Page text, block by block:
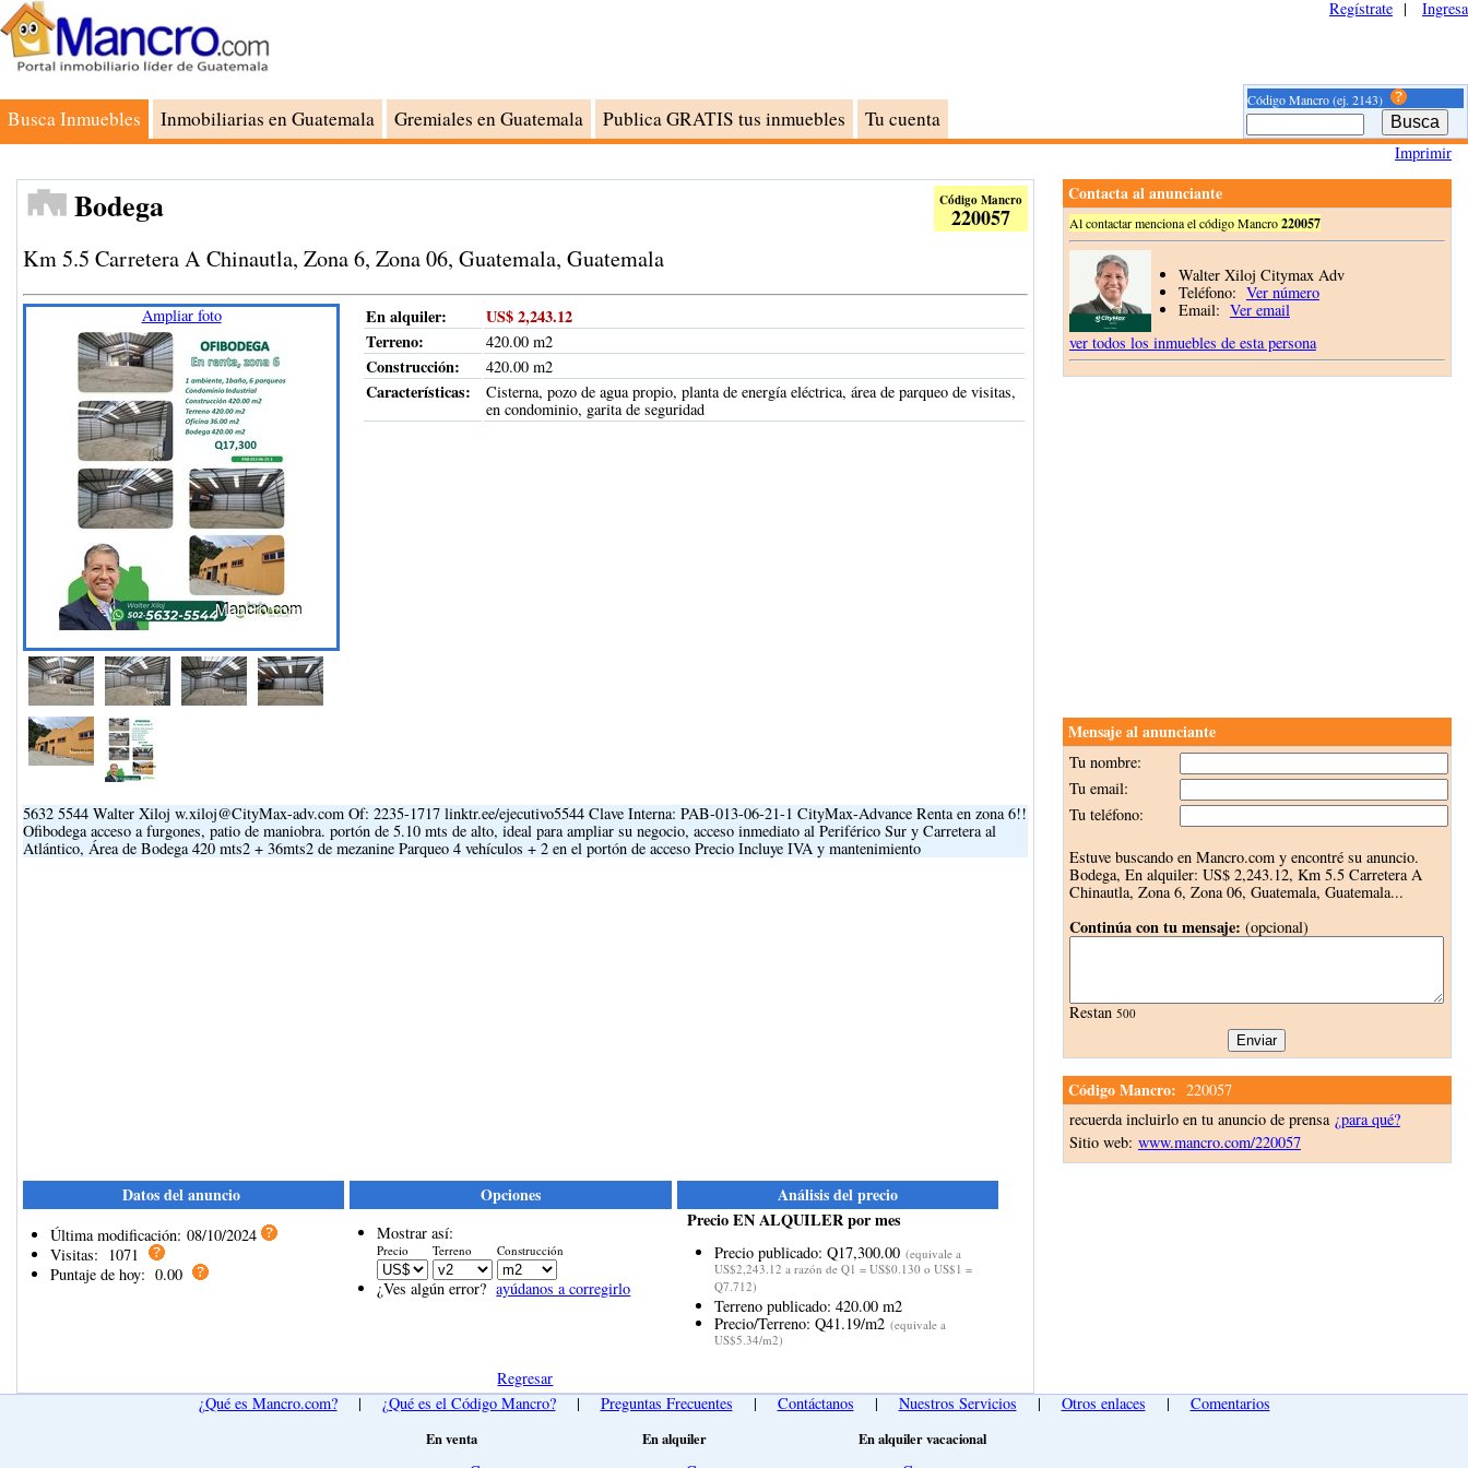
Busca Inmuebles Inmobiliarias en Guatemala Gremiales en Guatemala Publica GRATIS tus inmuebles Tu cuenta
Regístrate | Ingresa
Código Mancro (ej. 2143)
Imprimir
Bodega Código Mancro
220057
Km 5.5 Carretera A Chinautla, Zona 6, Zona 06, Guatemala, Guatemala
Ampliar foto En alquiler:
US$ 2,243.12
Terreno: 420.00 m2
Construcción: 420.00 m2
Características:
Cisterna, pozo de agua propio, planta de energía eléctrica, área de parqueo de visitas,
en condominio, garita de seguridad
5632 5544 Walter Xiloj w.xiloj@CityMax-adv.com Of: 2235-1717 linktr.ee/ejecutivo5544 Clave Interna: PAB-013-06-21-1 CityMax-Advance Renta en zona 6!!
Ofibodega acceso a furgones, patio de maniobra. portón de 5.10 mts de alto, ideal para ampliar su negocio, acceso inmediato al Periférico Sur y Carretera al
Atlántico, Área de Bodega 420 mts2 + 36mts2 de mezanine Parqueo 4 vehículos + 2 en el portón de acceso Precio Incluye IVA y mantenimiento
Datos del anuncio
Última modificación: 08/10/2024
Visitas:
1071
Puntaje de hoy: 0.00
Opciones
Mostrar así:
Precio Terreno Construcción
¿Ves algún error? ayúdanos a corregirlo
Análisis del precio
Precio EN ALQUILER por mes
Precio publicado: Q17,300.00 (equivale a
US$2,243.12 a razón de Q1 = US$0.130 o US$1 =
Q7.712)
Terreno publicado: 420.00 m2
Precio/Terreno: Q41.19/m2 (equivale a
US$5.34/m2)
Regresar
Contacta al anunciante
Al contactar menciona el código Mancro220057
Walter Xiloj Citymax Adv
Teléfono: Ver número
Email: Ver email
ver todos los inmuebles de esta persona
Mensaje al anunciante
Tu nombre:
Tu email:
Tu teléfono:
Estuve buscando en Mancro.com y encontré su anuncio.
Bodega, En alquiler: US$ 2,243.12, Km 5.5 Carretera A
Chinautla, Zona 6, Zona 06, Guatemala, Guatemala...
Continúa con tu mensaje: (opcional)
Restan 500
Código Mancro: 220057
recuerda incluirlo en tu anuncio de prensa ¿para qué?
Sitio web: www.mancro.com/220057
¿Qué es Mancro.com?| ¿Qué es el Código Mancro?| Preguntas Frecuentes | Contáctanos | Nuestros Servicios | Otros enlaces | Comentarios
En venta En alquiler En alquiler vacacional